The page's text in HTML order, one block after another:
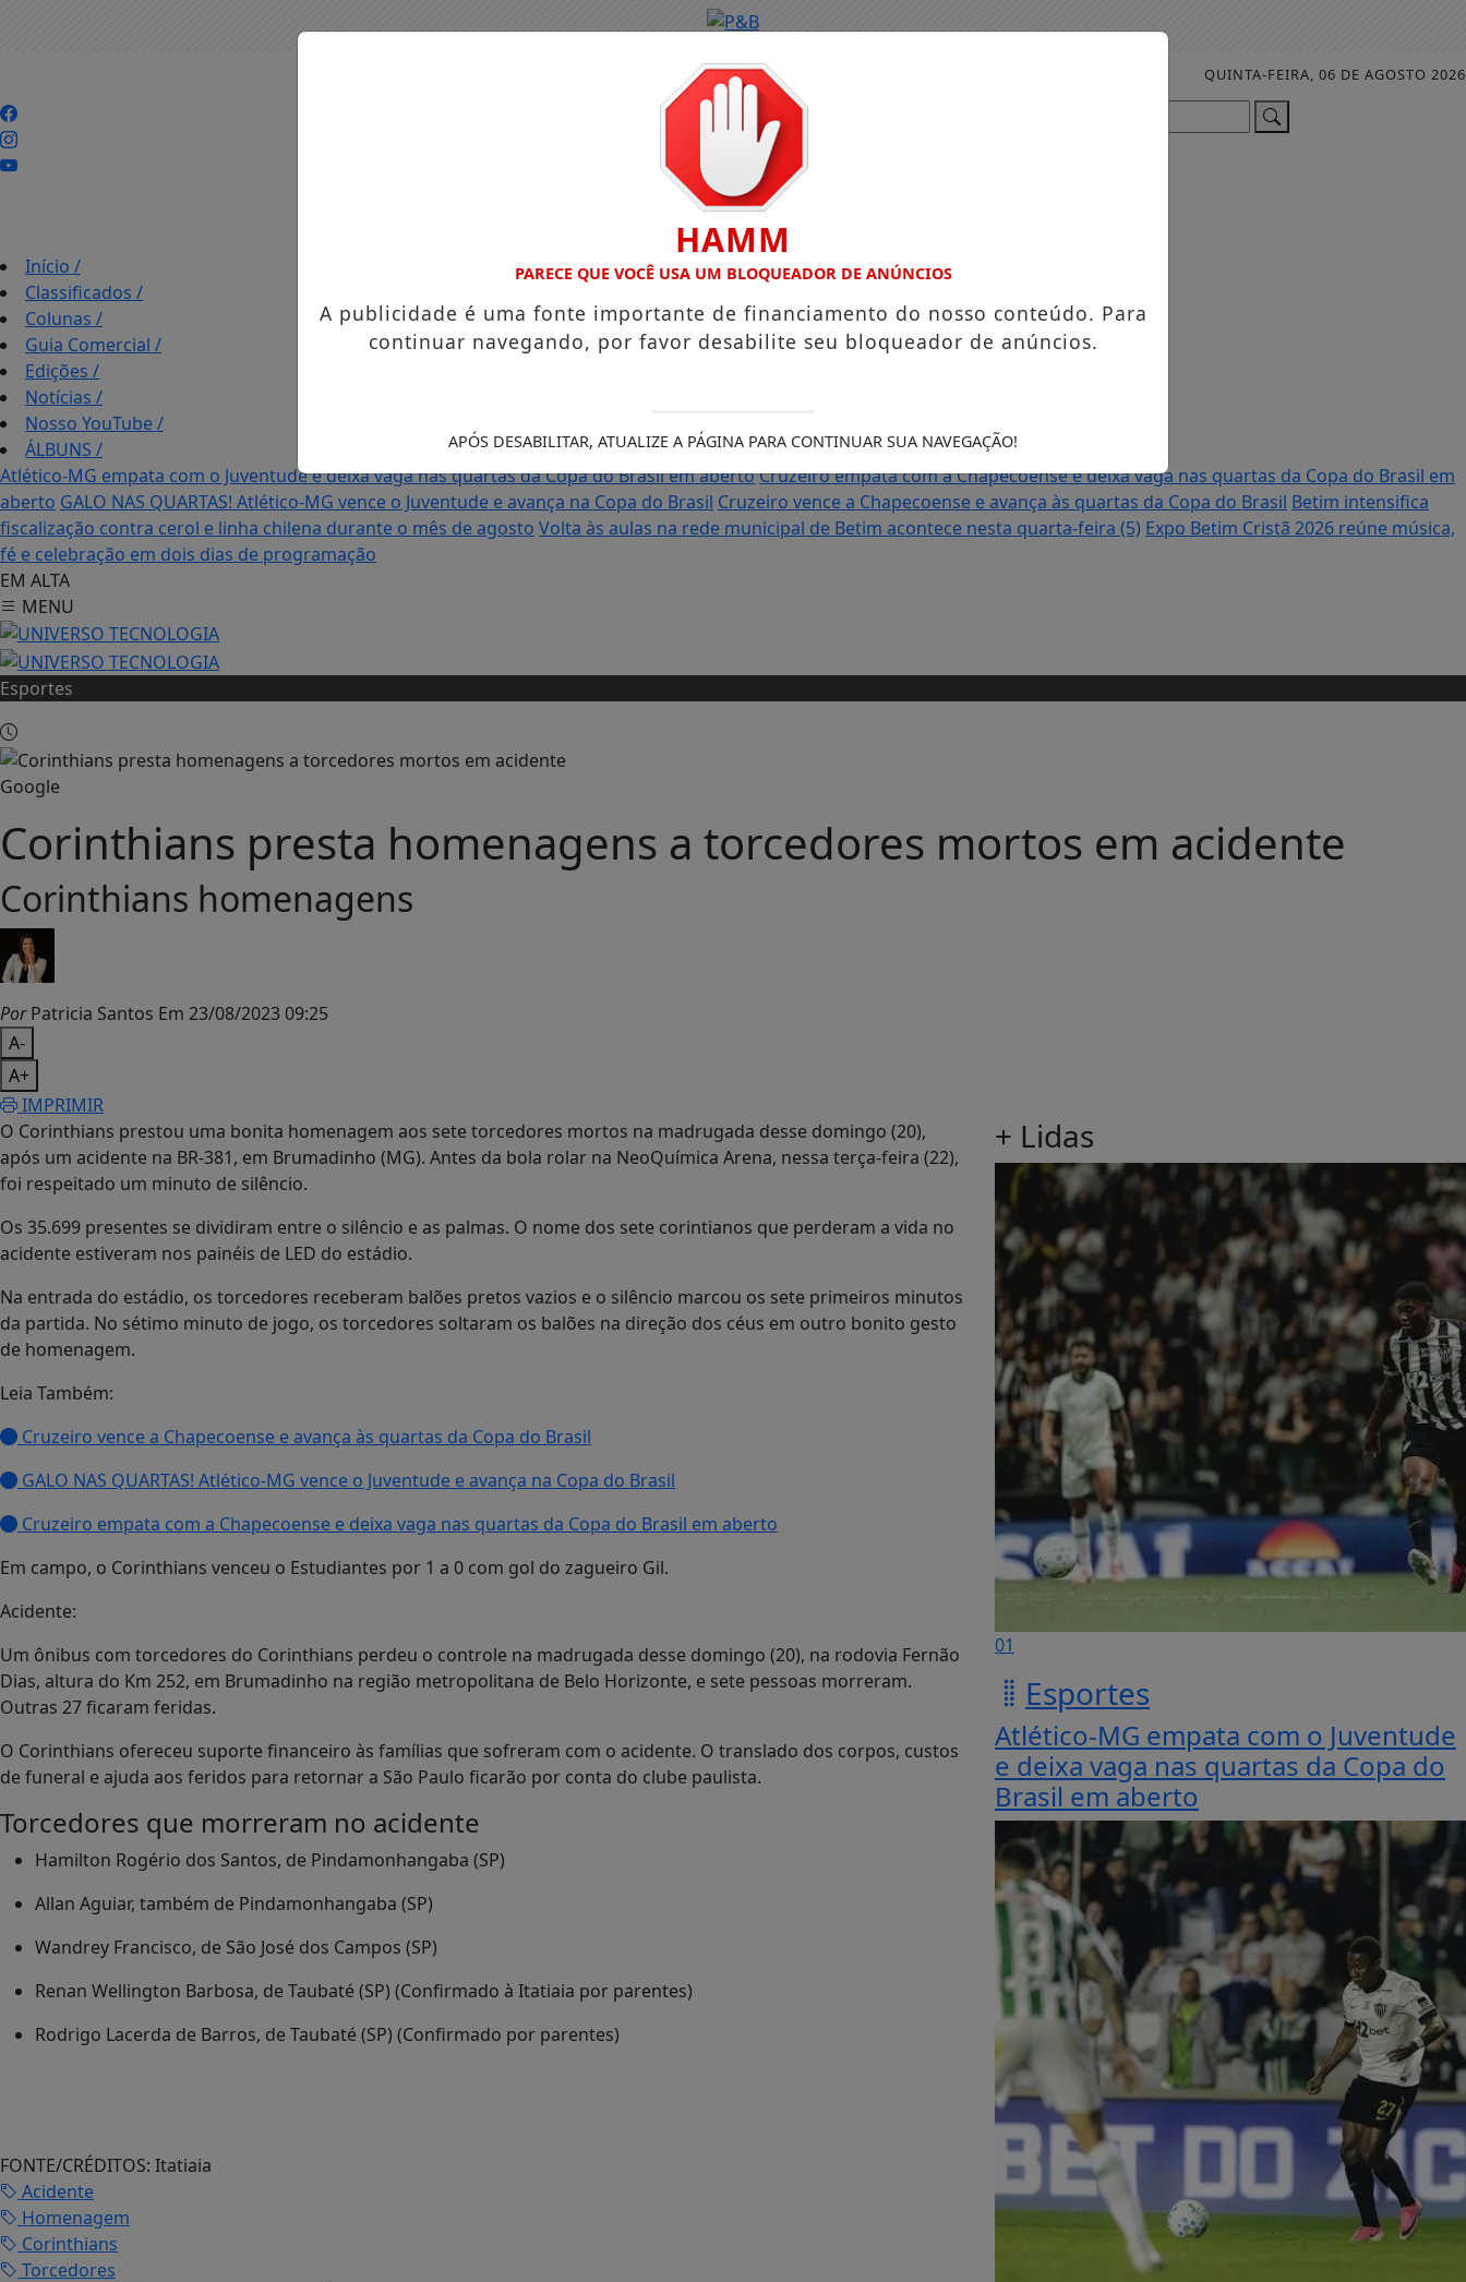
QUINTA-FEIRA, 06 DE AGOSTO 2026
Início /
Classificados /
Colunas /
Guia Comercial /
Edições /
Notícias /
Nosso YouTube/
ÁLBUNS /
Atlético-MG empata com o Juventude e deixa vaga nas quartas da Copa do Brasil em abertoCruzeiro empata com a Chapecoense e deixa vaga nas quartas da Copa do Brasil em
aberto GALO NAS QUARTAS! Atlético-MG vence o Juventude e avança na Copa do Brasil Cruzeiro vence a Chapecoense e avança às quartas da Copa do Brasil Betim intensifica
fiscalização contra cerol e linha chilena durante o mês de agosto Volta às aulas na rede municipal de Betim acontece nesta quarta-feira (5) Expo Betim Cristã 2026 reúne música,
fé e celebração em dois dias de programação
EM ALTA
MENU
Esportes
Google
Corinthians presta homenagens a torcedores mortos em acidente
Corinthians homenagens
PorPatricia Santos Em 23/08/2023 09:25
A-
A+
IMPRIMIR
O Corinthians prestou uma bonita homenagem aos sete torcedores mortos na madrugada desse domingo (20),
após um acidente na BR-381, em Brumadinho (MG). Antes da bola rolar na NeoQuímica Arena, nessa terça-feira (22),
foi respeitado um minuto de silêncio.
Os 35.699 presentes se dividiram entre o silêncio e as palmas. O nome dos sete corintianos que perderam a vida no
acidente estiveram nos painéis de LED do estádio.
Na entrada do estádio, os torcedores receberam balões pretos vazios e o silêncio marcou os sete primeiros minutos
da partida. No sétimo minuto de jogo, os torcedores soltaram os balões na direção dos céus em outro bonito gesto
de homenagem.
Leia Também:
Cruzeiro vence a Chapecoense e avança às quartas da Copa do Brasil
GALO NAS QUARTAS! Atlético-MG vence o Juventude e avança na Copa do Brasil
Cruzeiro empata com a Chapecoense e deixa vaga nas quartas da Copa do Brasil em aberto
Em campo, o Corinthians venceu o Estudiantes por 1 a 0 com gol do zagueiro Gil.
Acidente:
Um ônibus com torcedores do Corinthians perdeu o controle na madrugada desse domingo (20), na rodovia Fernão
Dias, altura do Km 252, em Brumadinho na região metropolitana de Belo Horizonte, e sete pessoas morreram.
Outras 27 ficaram feridas.
O Corinthians ofereceu suporte financeiro às famílias que sofreram com o acidente. O translado dos corpos, custos
de funeral e ajuda aos feridos para retornar a São Paulo ficarão por conta do clube paulista.
Torcedores que morreram no acidente
Hamilton Rogério dos Santos, de Pindamonhangaba (SP)
Allan Aguiar, também de Pindamonhangaba (SP)
Wandrey Francisco, de São José dos Campos (SP)
Renan Wellington Barbosa, de Taubaté (SP) (Confirmado à Itatiaia por parentes)
Rodrigo Lacerda de Barros, de Taubaté (SP) (Confirmado por parentes)
FONTE/CRÉDITOS: Itatiaia
Acidente
Homenagem
Corinthians
Torcedores
+ Lidas
01
Esportes
Atlético-MG empata com o Juventude
e deixa vaga nas quartas da Copa do
Brasil em aberto
HAMM
PARECE QUE VOCÊ USA UM BLOQUEADOR DE ANÚNCIOS
A publicidade é uma fonte importante de financiamento do nosso conteúdo. Para
continuar navegando, por favor desabilite seu bloqueador de anúncios.
APÓS DESABILITAR, ATUALIZE A PÁGINA PARA CONTINUAR SUA NAVEGAÇÃO!